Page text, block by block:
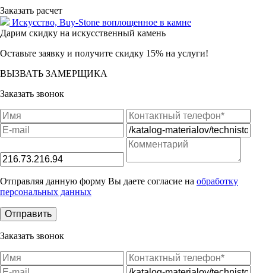
Заказать расчет
Искусство, Buy-Stone воплощенное в камне
Дарим скидку на искусственный камень
Оставьте заявку и получите скидку 15% на услуги!
ВЫЗВАТЬ ЗАМЕРЩИКА
Заказать звонок
Отправляя данную форму Вы даете согласие на обработку
персональных данных
Заказать звонок